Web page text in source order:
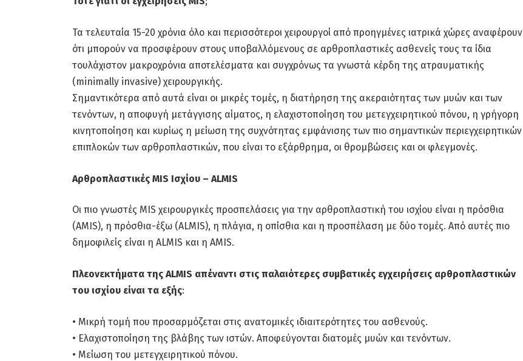
Τα τελευταία 15-20 χρόνια όλο και περισσότεροι χειρουργοί από προηγμένες ιατρικά χώρες αναφέρουν
ότι μπορούν να προσφέρουν στους υποβαλλόμενους σε αρθροπλαστικές ασθενείς τους τα ίδια
τουλάχιστον μακροχρόνια αποτελέσματα και συγχρόνως τα γνωστά κέρδη της ατραυματικής
(minimally invasive) χειρουργικής.
Σημαντικότερα από αυτά είναι οι μικρές τομές, η διατήρηση της ακεραιότητας των μυών και των
τενόντων, η αποφυγή μετάγγισης αίματος, η ελαχιστοποίηση του μετεγχειρητικού πόνου, η γρήγορη
κινητοποίηση και κυρίως η μείωση της συχνότητας εμφάνισης των πιο σημαντικών περιεγχειρητικών
επιπλοκών των αρθροπλαστικών, που είναι το εξάρθρημα, οι θρομβώσεις και οι φλεγμονές.
Αρθροπλαστικές MIS Ισχίου – ALMIS
Οι πιο γνωστές MIS χειρουργικές προσπελάσεις για την αρθροπλαστική του ισχίου είναι η πρόσθια
(AMIS), η πρόσθια-έξω (ALMIS), η πλάγια, η οπίσθια και η προσπέλαση με δύο τομές. Από αυτές πιο
δημοφιλείς είναι η ALMIS και η AMIS.
Πλεονεκτήματα της ALMIS απέναντι στις παλαιότερες συμβατικές εγχειρήσεις αρθροπλαστικών
του ισχίου είναι τα εξής:
• Μικρή τομή που προσαρμόζεται στις ανατομικές ιδιαιτερότητες του ασθενούς.
• Ελαχιστοποίηση της βλάβης των ιστών. Αποφεύγονται διατομές μυών και τενόντων.
• Μείωση του μετεγχειρητικού πόνου.